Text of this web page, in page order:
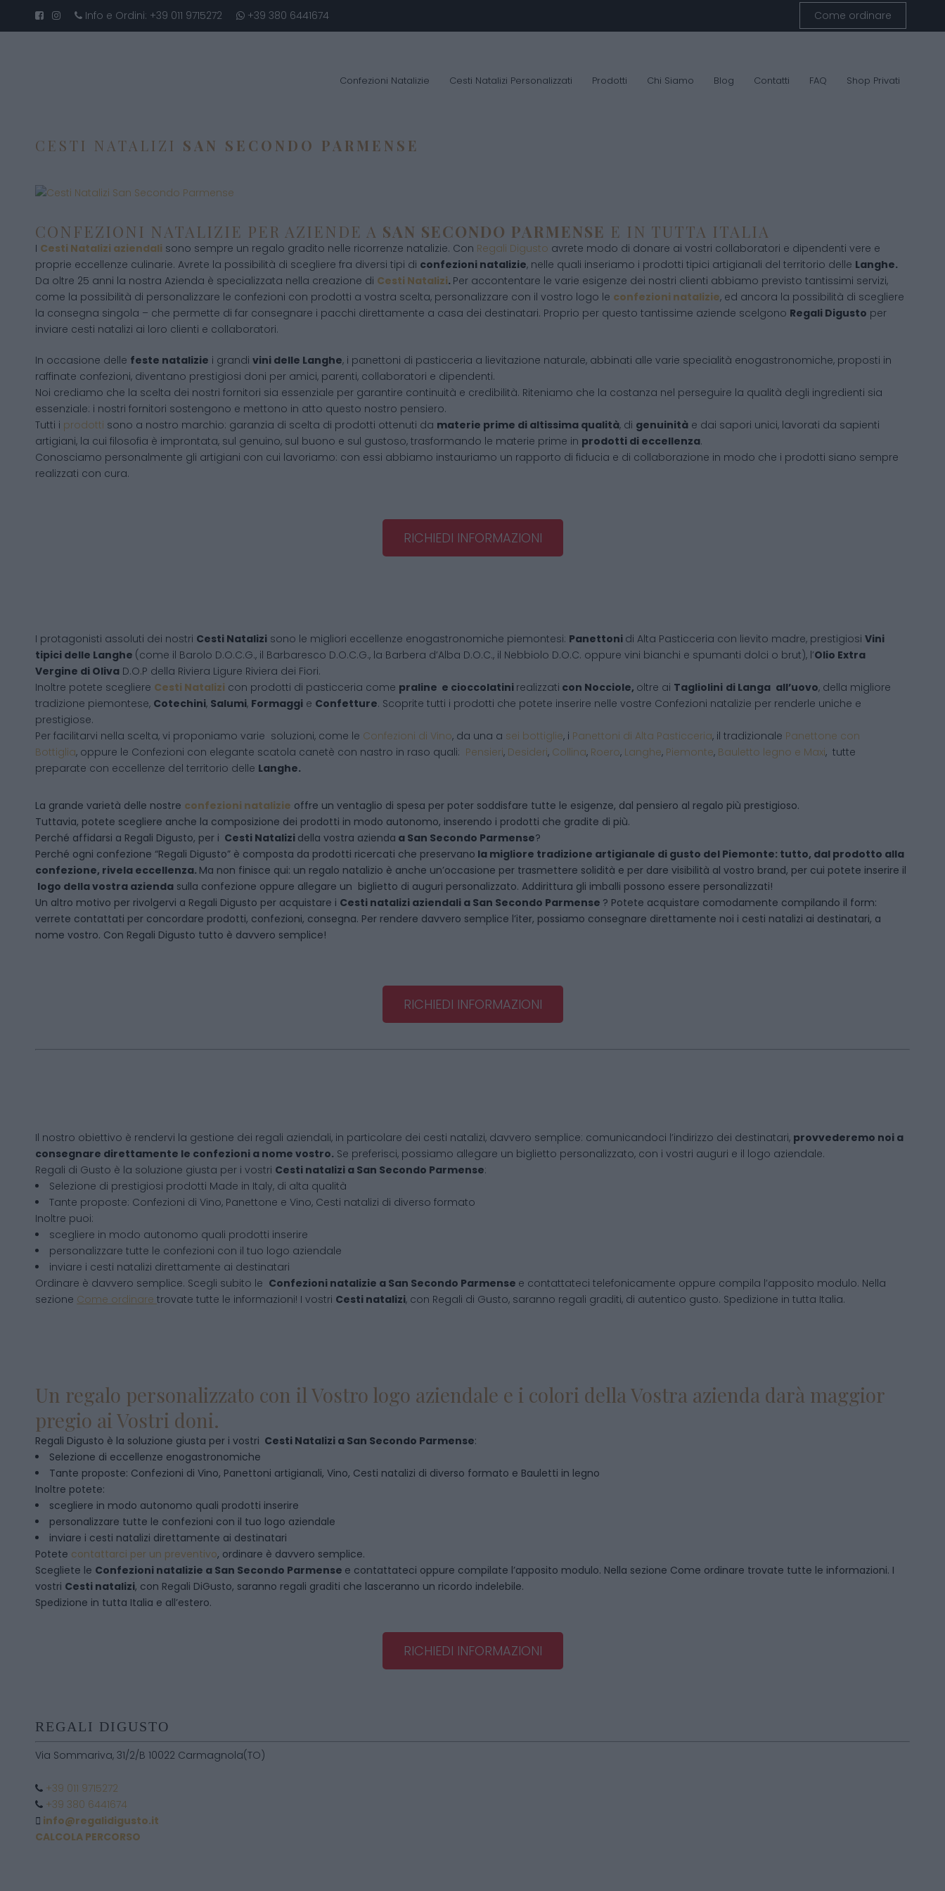
Info e Ordini: +39 011 9715272 +39 380 6441674 Come ordinare
Confezioni Natalizie Cesti Natalizi Personalizzati Prodotti Chi Siamo Blog Contatti FAQ Shop Privati
CESTI NATALIZI SAN SECONDO PARMENSE
CONFEZIONI NATALIZIE PER AZIENDE A SAN SECONDO PARMENSE E IN TUTTA ITALIA
I Cesti Natalizi aziendali sono sempre un regalo gradito nelle ricorrenze natalizie. Con Regali Digusto avrete modo di donare ai vostri collaboratori e dipendenti vere e
proprie eccellenze culinarie. Avrete la possibilità di scegliere fra diversi tipi di confezioni natalizie, nelle quali inseriamo i prodotti tipici artigianali del territorio delle Langhe.
Da oltre 25 anni la nostra Azienda è specializzata nella creazione di Cesti Natalizi. Per accontentare le varie esigenze dei nostri clienti abbiamo previsto tantissimi servizi,
come la possibilità di personalizzare le confezioni con prodotti a vostra scelta, personalizzare con il vostro logo le confezioni natalizie, ed ancora la possibilità di scegliere
la consegna singola – che permette di far consegnare i pacchi direttamente a casa dei destinatari. Proprio per questo tantissime aziende scelgono Regali Digusto per
inviare cesti natalizi ai loro clienti e collaboratori.
In occasione delle feste natalizie i grandi vini delle Langhe, i panettoni di pasticceria a lievitazione naturale, abbinati alle varie specialità enogastronomiche, proposti in
raffinate confezioni, diventano prestigiosi doni per amici, parenti, collaboratori e dipendenti.
Noi crediamo che la scelta dei nostri fornitori sia essenziale per garantire continuità e credibilità. Riteniamo che la costanza nel perseguire la qualità degli ingredienti sia
essenziale: i nostri fornitori sostengono e mettono in atto questo nostro pensiero.
Tutti i prodotti sono a nostro marchio: garanzia di scelta di prodotti ottenuti da materie prime di altissima qualità, di genuinità e dai sapori unici, lavorati da sapienti
artigiani, la cui filosofia è improntata, sul genuino, sul buono e sul gustoso, trasformando le materie prime in prodotti di eccellenza.
Conosciamo personalmente gli artigiani con cui lavoriamo: con essi abbiamo instauriamo un rapporto di fiducia e di collaborazione in modo che i prodotti siano sempre
realizzati con cura.
RICHIEDI INFORMAZIONI
I protagonisti assoluti dei nostri Cesti Natalizi sono le migliori eccellenze enogastronomiche piemontesi: Panettoni di Alta Pasticceria con lievito madre, prestigiosi Vini
tipici delle Langhe (come il Barolo D.O.C.G., il Barbaresco D.O.C.G., la Barbera d’Alba D.O.C., il Nebbiolo D.O.C. oppure vini bianchi e spumanti dolci o brut), l’Olio Extra
Vergine di Oliva D.O.P della Riviera Ligure Riviera dei Fiori.
Inoltre potete scegliere Cesti Natalizi con prodotti di pasticceria come praline e cioccolatini realizzati con Nocciole, oltre ai Tagliolini di Langa all’uovo, della migliore
tradizione piemontese, Cotechini, Salumi, Formaggi e Confetture. Scoprite tutti i prodotti che potete inserire nelle vostre Confezioni natalizie per renderle uniche e
prestigiose.
Per facilitarvi nella scelta, vi proponiamo varie soluzioni, come le Confezioni di Vino, da una a sei bottiglie, i Panettoni di Alta Pasticceria, il tradizionale Panettone con
Bottiglia, oppure le Confezioni con elegante scatola canetè con nastro in raso quali: Pensieri, Desideri, Collina, Roero, Langhe, Piemonte, Bauletto legno e Maxi, tutte
preparate con eccellenze del territorio delle Langhe.
La grande varietà delle nostre confezioni natalizie offre un ventaglio di spesa per poter soddisfare tutte le esigenze, dal pensiero al regalo più prestigioso.
Tuttavia, potete scegliere anche la composizione dei prodotti in modo autonomo, inserendo i prodotti che gradite di più.
Perché affidarsi a Regali Digusto, per i Cesti Natalizi della vostra azienda a San Secondo Parmense?
Perché ogni confezione “Regali Digusto” è composta da prodotti ricercati che preservano la migliore tradizione artigianale di gusto del Piemonte: tutto, dal prodotto alla
confezione, rivela eccellenza. Ma non finisce qui: un regalo natalizio è anche un’occasione per trasmettere solidità e per dare visibilità al vostro brand, per cui potete inserire il
logo della vostra azienda sulla confezione oppure allegare un biglietto di auguri personalizzato. Addirittura gli imballi possono essere personalizzati!
Un altro motivo per rivolgervi a Regali Digusto per acquistare i Cesti natalizi aziendali a San Secondo Parmense ? Potete acquistare comodamente compilando il form:
verrete contattati per concordare prodotti, confezioni, consegna. Per rendere davvero semplice l’iter, possiamo consegnare direttamente noi i cesti natalizi ai destinatari, a
nome vostro. Con Regali Digusto tutto è davvero semplice!
RICHIEDI INFORMAZIONI
Il nostro obiettivo è rendervi la gestione dei regali aziendali, in particolare dei cesti natalizi, davvero semplice: comunicandoci l’indirizzo dei destinatari, provvederemo noi a
consegnare direttamente le confezioni a nome vostro. Se preferisci, possiamo allegare un biglietto personalizzato, con i vostri auguri e il logo aziendale.
Regali di Gusto è la soluzione giusta per i vostri Cesti natalizi a San Secondo Parmense:
Selezione di prestigiosi prodotti Made in Italy, di alta qualità
Tante proposte: Confezioni di Vino, Panettone e Vino, Cesti natalizi di diverso formato
Inoltre puoi:
scegliere in modo autonomo quali prodotti inserire
personalizzare tutte le confezioni con il tuo logo aziendale
inviare i cesti natalizi direttamente ai destinatari
Ordinare è davvero semplice. Scegli subito le Confezioni natalizie a San Secondo Parmense e contattateci telefonicamente oppure compila l’apposito modulo. Nella
sezione Come ordinare trovate tutte le informazioni! I vostri Cesti natalizi, con Regali di Gusto, saranno regali graditi, di autentico gusto. Spedizione in tutta Italia.
Un regalo personalizzato con il Vostro logo aziendale e i colori della Vostra azienda darà maggior
pregio ai Vostri doni.
Regali Digusto è la soluzione giusta per i vostri Cesti Natalizi a San Secondo Parmense:
Selezione di eccellenze enogastronomiche
Tante proposte: Confezioni di Vino, Panettoni artigianali, Vino, Cesti natalizi di diverso formato e Bauletti in legno
Inoltre potete:
scegliere in modo autonomo quali prodotti inserire
personalizzare tutte le confezioni con il tuo logo aziendale
inviare i cesti natalizi direttamente ai destinatari
Potete contattarci per un preventivo, ordinare è davvero semplice.
Scegliete le Confezioni natalizie a San Secondo Parmense e contattateci oppure compilate l’apposito modulo. Nella sezione Come ordinare trovate tutte le informazioni. I
vostri Cesti natalizi, con Regali DiGusto, saranno regali graditi che lasceranno un ricordo indelebile.
Spedizione in tutta Italia e all’estero.
RICHIEDI INFORMAZIONI
REGALI DIGUSTO
Via Sommariva, 31/2/B 10022 Carmagnola(TO)
+39 011 9715272
+39 380 6441674
info@regalidigusto.it
CALCOLA PERCORSO